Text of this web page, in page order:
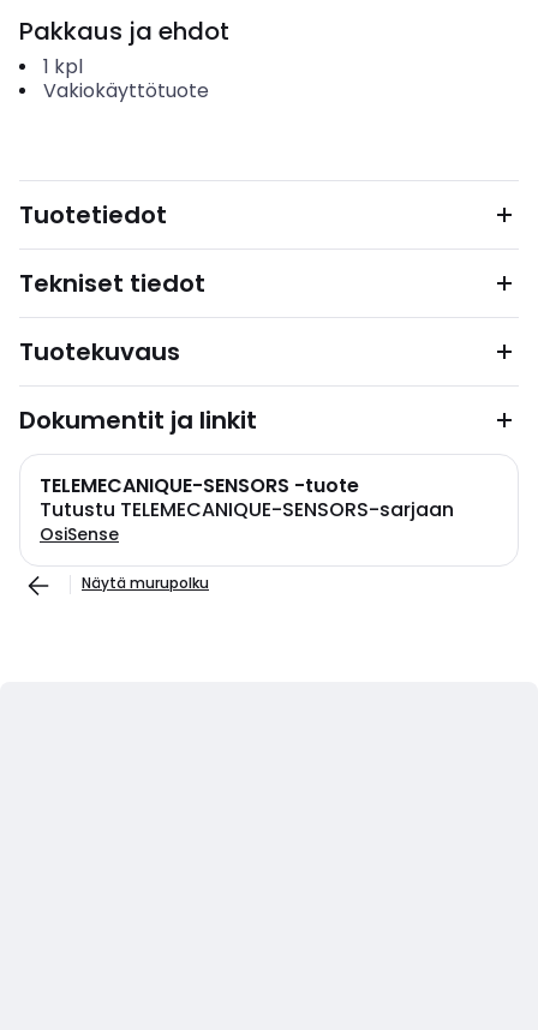
Pakkaus ja ehdot
1 kpl
Vakiokäyttötuote
Tuotetiedot
Tekniset tiedot
Tuotekuvaus
Dokumentit ja linkit
TELEMECANIQUE-SENSORS -tuote
Tutustu TELEMECANIQUE-SENSORS-sarjaan
OsiSense
Näytä murupolku